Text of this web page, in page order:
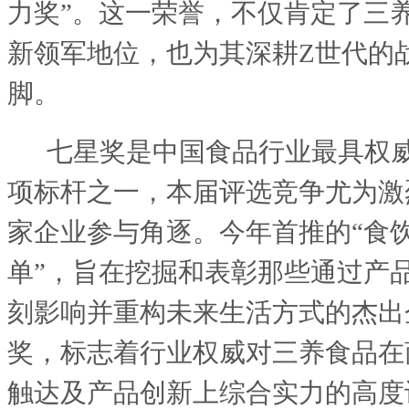
力奖”。这一荣誉，不仅肯定了三
新领军地位，也为其深耕Z世代的
脚。
七星奖是中国食品行业最具权
项标杆之一，本届评选竞争尤为
家企业参与角逐。今年首推的“食
单”，旨在挖掘和表彰那些通过产
刻影响并重构未来生活方式的杰
奖，标志着行业权威对三养食品
触达及产品创新上综合实力的高